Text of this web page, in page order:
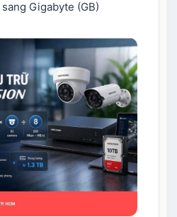
Gigabyte (GB)